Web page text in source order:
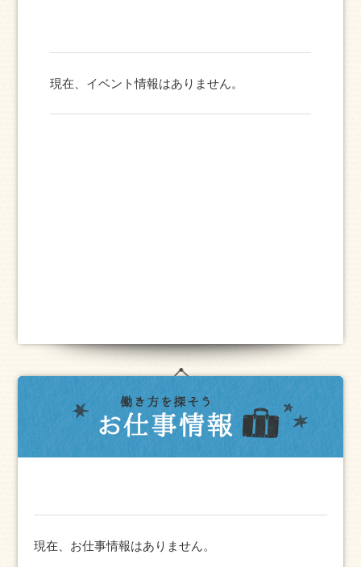
現在、イベント情報はありません。
現在、お仕事情報はありません。